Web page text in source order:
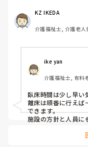
が、みなさんの施設
か？
KZ IKEDA
介護福祉士, 介護老人
ike yan
介護福祉士, 有料
臥床時間は少し早い
離床は順番に行えば
できます。
施設の方針と人員に